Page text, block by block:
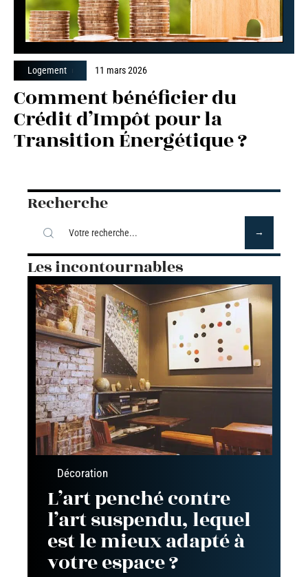
Logement 11 mars 2026
Comment bénéficier du
Crédit d’Impôt pour la
Transition Énergétique ?
Recherche
Les incontournables
Décoration
L’art penché contre
l’art suspendu, lequel
est le mieux adapté à
votre espace ?